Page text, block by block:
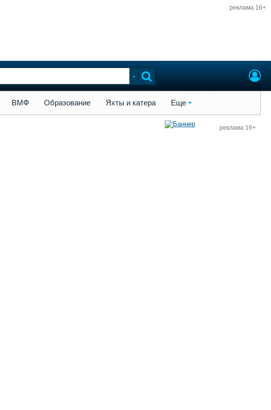
реклама 16+
ВМФ Образование Яхты и катера Еще
реклама 16+